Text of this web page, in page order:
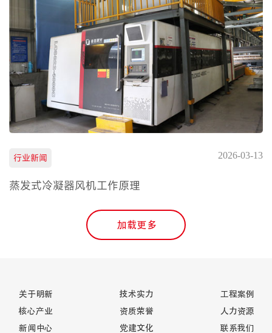
行业新闻 2026-03-13
蒸发式冷凝器风机工作原理
加载更多
关于明新
核心产业
新闻中心
技术实力
资质荣誉
党建文化
工程案例
人力资源
联系我们